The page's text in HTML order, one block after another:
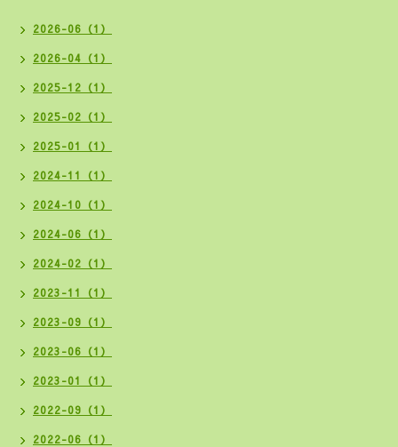
2026-06（1）
2026-04（1）
2025-12（1）
2025-02（1）
2025-01（1）
2024-11（1）
2024-10（1）
2024-06（1）
2024-02（1）
2023-11（1）
2023-09（1）
2023-06（1）
2023-01（1）
2022-09（1）
2022-06（1）